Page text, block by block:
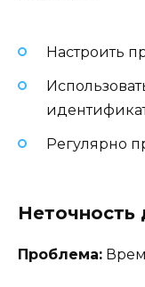
Настроить
Регулярно
Неточность
Проблема: